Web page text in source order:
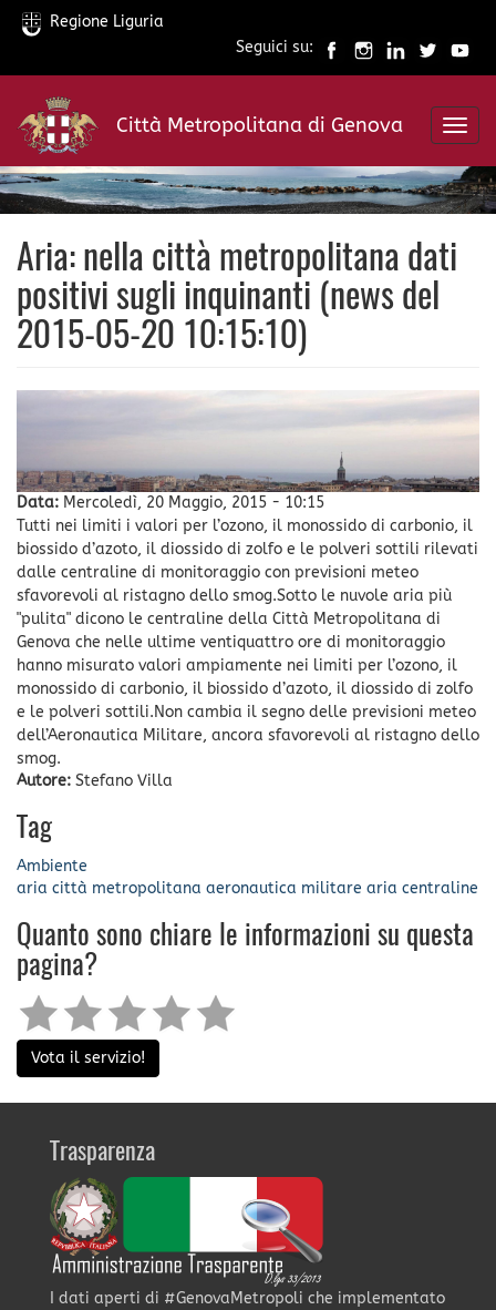
Salta
contenuto
principale
Regione Liguria
Seguici su:
Città Metropolitana di Genova
Aria: nella città metropolitana dati
positivi sugli inquinanti (news del
2015-05-20 10:15:10)
Data: Mercoledì, 20 Maggio, 2015 - 10:15
Tutti nei limiti i valori per l’ozono, il monossido di carbonio, il
biossido d’azoto, il diossido di zolfo e le polveri sottili rilevati
dalle centraline di monitoraggio con previsioni meteo
sfavorevoli al ristagno dello smog.Sotto le nuvole aria più
"pulita" dicono le centraline della Città Metropolitana di
Genova che nelle ultime ventiquattro ore di monitoraggio
hanno misurato valori ampiamente nei limiti per l’ozono, il
monossido di carbonio, il biossido d’azoto, il diossido di zolfo
e le polveri sottili.Non cambia il segno delle previsioni meteo
dell’Aeronautica Militare, ancora sfavorevoli al ristagno dello
smog.
Autore: Stefano Villa
Tag
Ambiente
aria città metropolitana aeronautica militare aria centraline
Quanto sono chiare le informazioni su questa
pagina?
Vota il servizio!
Trasparenza
I dati aperti di #GenovaMetropoli che implementato